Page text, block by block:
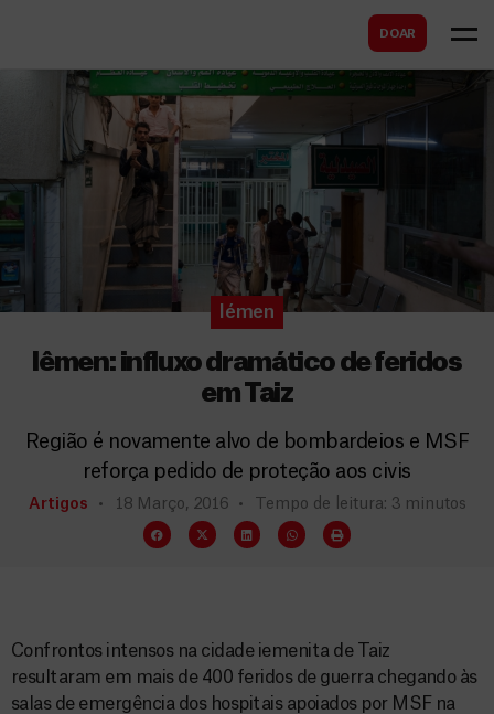
DOAR
a
r
Iémen
Iêmen: influxo dramático de feridos
em Taiz
Região é novamente alvo de bombardeios e MSF
reforça pedido de proteção aos civis
Artigos 18 Março, 2016 Tempo de leitura: 3 minutos
Confrontos intensos na cidade iemenita de Taiz
resultaram em mais de 400 feridos de guerra chegando às
salas de emergência dos hospitais apoiados por MSF na
s
c
a
r